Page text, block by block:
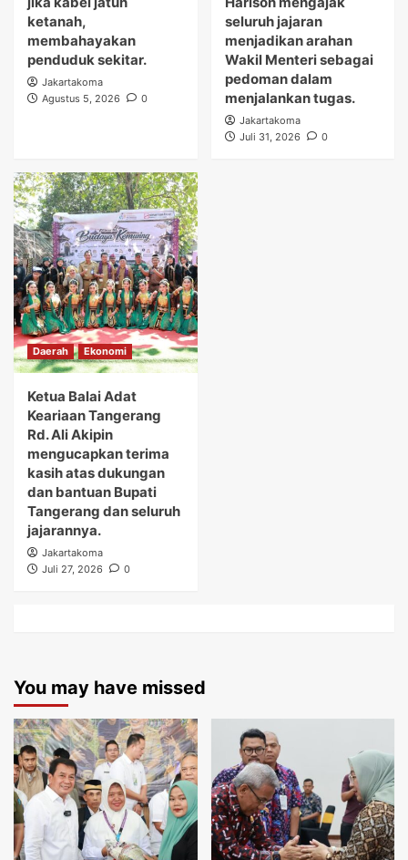
ketanah,
membahayakan
penduduk sekitar.
Jakartakoma
Agustus 5, 2026
0
seluruh jajaran
menjadikan arahan
Wakil Menteri sebagai
pedoman dalam
menjalankan tugas.
Jakartakoma
Juli 31, 2026
0
Daerah Ekonomi
Ketua Balai Adat
Keariaan Tangerang
Rd. Ali Akipin
mengucapkan terima
kasih atas dukungan
dan bantuan Bupati
Tangerang dan seluruh
jajarannya.
Jakartakoma
Juli 27, 2026
0
You may have missed